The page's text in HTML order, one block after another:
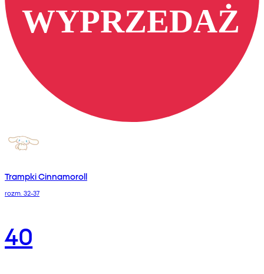
Trampki Cinnamoroll
rozm. 32-37
40